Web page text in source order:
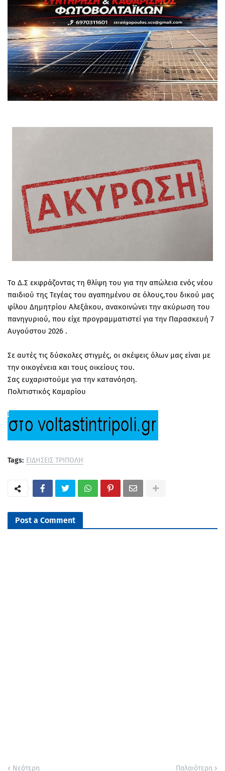
Το Δ.Σ εκφράζοντας τη θλίψη του για την απώλεια ενός νέου
παιδιού της Τεγέας του αγαπημένου σε όλους,του δικού μας
φίλου Δημητρίου Αλεξάκου, ανακοινώνει την ακύρωση του
πανηγυριού, που είχε προγραμματιστεί για την Παρασκευή 7
Αυγούστου 2026 .
Σε αυτές τις δύσκολες στιγμές, οι σκέψεις όλων μας είναι με
την οικογένεια και τους οικείους του.
Σας ευχαριστούμε για την κατανόηση.
Πολιτιστικός Καμαρίου
Tags: ΕΙΔΗΣΕΙΣ ΤΡΙΠΟΛΗ
Post a Comment
Νεότερη Παλαιότερη